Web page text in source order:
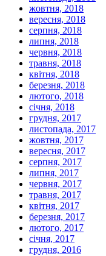
жовтня, 2018
вересня, 2018
серпня, 2018
липня, 2018
червня, 2018
травня, 2018
квітня, 2018
березня, 2018
лютого, 2018
січня, 2018
грудня, 2017
листопада, 2017
жовтня, 2017
вересня, 2017
серпня, 2017
липня, 2017
червня, 2017
травня, 2017
квітня, 2017
березня, 2017
лютого, 2017
січня, 2017
грудня, 2016